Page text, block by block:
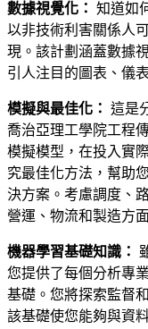
數據視覺化： 知道如
以非技術利害關係人
現。該計劃涵蓋數據
引人注目的圖表、儀
模擬與最佳化： 這是
喬治亞理工學院工程
模擬模型，在投入實
究最佳化方法，幫助
決方案。考慮調度、
營運、物流和製造方
機器學習基礎知識：
您提供了每個分析專
基礎。您將探索監督
該基礎使您能夠與資